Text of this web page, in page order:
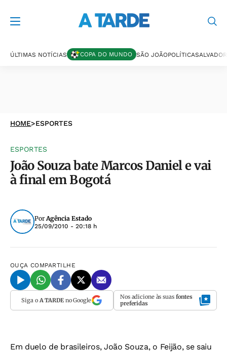
ÚLTIMAS NOTÍCIAS COPA DO MUNDO SÃO JOÃOPOLÍTICASALVADOR
HOME>ESPORTES
ESPORTES
João Souza bate Marcos Daniel e vai
à final em Bogotá
PorAgência Estado
25/09/2010 - 20:18 h
OUÇA COMPARTILHE
Siga o A TARDEno Google Nos adicione às suas fontes
preferidas
Em duelo de brasileiros, João Souza, o Feijão, se saiu